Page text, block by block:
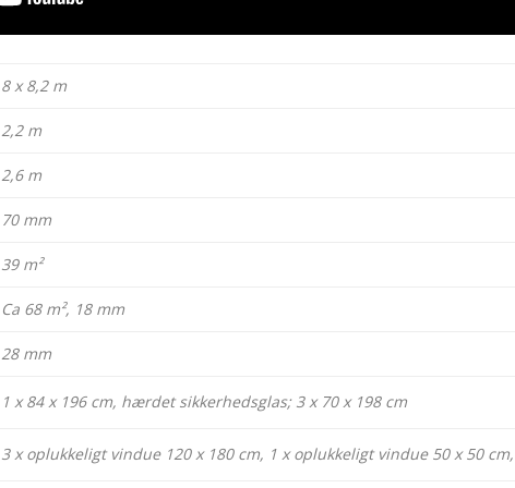
8 x 8,2 m
2,2 m
2,6 m
70 mm
39 m²
Ca 68 m², 18 mm
28 mm
1 x 84 x 196 cm, hærdet sikkerhedsglas; 3 x 70 x 198 cm
3 x oplukkeligt vindue 120 x 180 cm, 1 x oplukkeligt vindue 50 x 50